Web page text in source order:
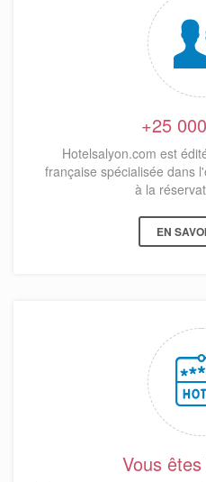
+25 000
Hotelsalyon.com est
française spécialisée dans
à la
EN
Vous êtes